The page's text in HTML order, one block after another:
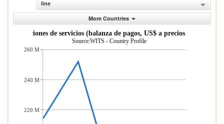
line
More Countries
Exportaciones de servicios (balanza de pagos, US$ a precios actuales)
Source:WITS - Country Profile
260 M
240 M
220 M